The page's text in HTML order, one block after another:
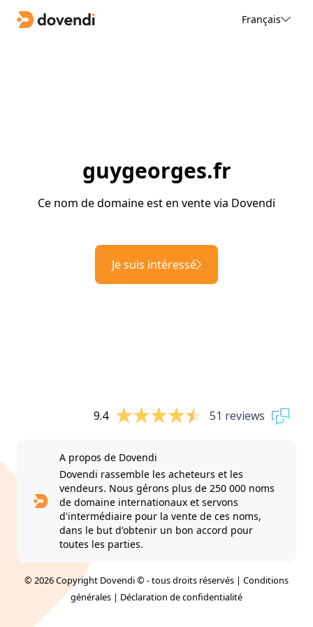
Français
guygeorges.fr
Ce nom de domaine est en vente via Dovendi
Je suis intéressé
9.4 51 reviews
A propos de Dovendi
Dovendi rassemble les acheteurs et les
vendeurs. Nous gérons plus de 250 000 noms
de domaine internationaux et servons
d'intermédiaire pour la vente de ces noms,
dans le but d'obtenir un bon accord pour
toutes les parties.
© 2026 Copyright Dovendi © - tous droits réservés | Conditions
générales | Déclaration de confidentialité